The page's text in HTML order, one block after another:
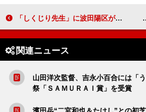
「しくじり先生」に波田陽区が登場 「拙者、超イタイ奴でしたから～！！」
関連ニュース
山田洋次監督、吉永小百合には「
祭「ＳＡＭＵＲＡＩ賞」を受賞